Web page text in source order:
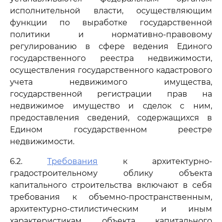
исполнительной власти, осуществляющим
функции по выработке государственной
политики и нормативно-правовому
регулированию в сфере ведения Единого
государственного реестра недвижимости,
осуществления государственного кадастрового
учета недвижимого имущества,
государственной регистрации прав на
недвижимое имущество и сделок с ним,
предоставления сведений, содержащихся в
Едином государственном реестре
недвижимости.
6.2.Требования
к архитектурно-
градостроительному облику объекта
капитального строительства включают в себя
требования к объемно-пространственным,
архитектурно-стилистическим и иным